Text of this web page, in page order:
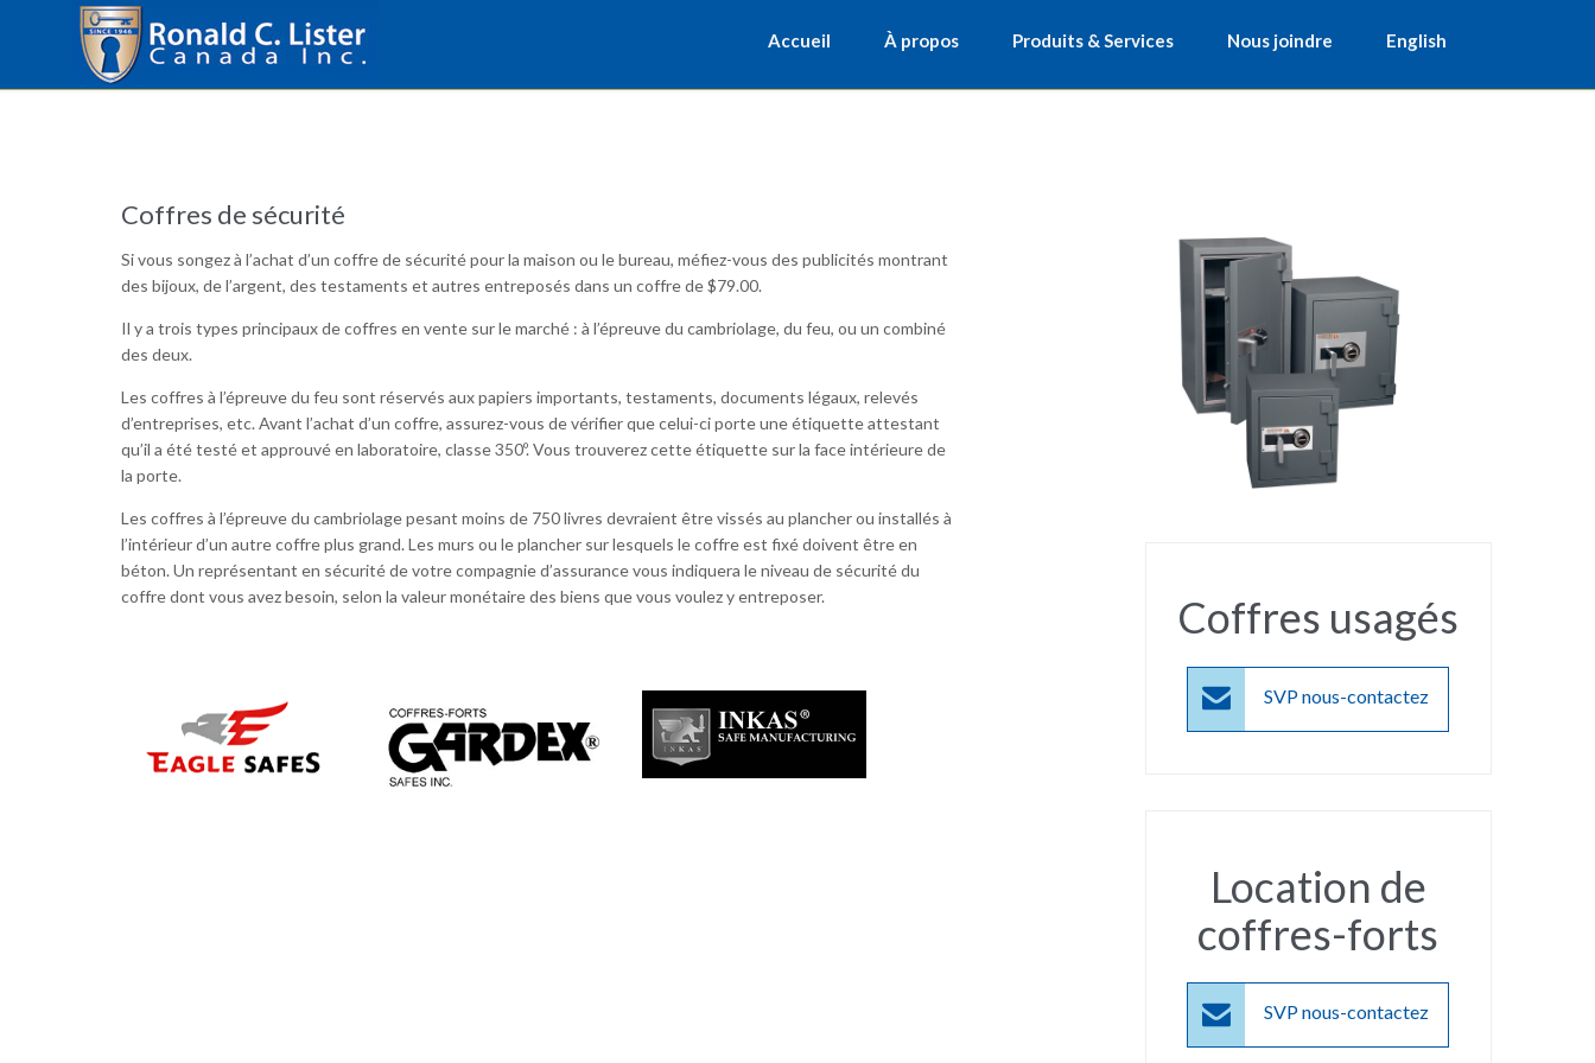
Accueil À propos Produits & Services Nous joindre English
Coffres de sécurité
Si vous songez à l’achat d’un coffre de sécurité pour la maison ou le bureau, méfiez-vous des publicités montrant
des bijoux, de l’argent, des testaments et autres entreposés dans un coffre de $79.00.
Il y a trois types principaux de coffres en vente sur le marché : à l’épreuve du cambriolage, du feu, ou un combiné
des deux.
Les coffres à l’épreuve du feu sont réservés aux papiers importants, testaments, documents légaux, relevés
d’entreprises, etc. Avant l’achat d’un coffre, assurez-vous de vérifier que celui-ci porte une étiquette attestant
qu’il a été testé et approuvé en laboratoire, classe 350º. Vous trouverez cette étiquette sur la face intérieure de
la porte.
Les coffres à l’épreuve du cambriolage pesant moins de 750 livres devraient être vissés au plancher ou installés à
l’intérieur d’un autre coffre plus grand. Les murs ou le plancher sur lesquels le coffre est fixé doivent être en
béton. Un représentant en sécurité de votre compagnie d’assurance vous indiquera le niveau de sécurité du
coffre dont vous avez besoin, selon la valeur monétaire des biens que vous voulez y entreposer.
Coffres usagés
 SVP nous-contactez
Location de
coffres-forts
 SVP nous-contactez